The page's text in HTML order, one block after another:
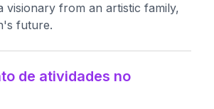
visionary from an artistic family,
future.
de atividades no